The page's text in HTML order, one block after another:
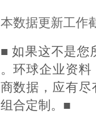
本数据更新工作
■ 如果这不是您
。环球企业资
商数据，应有
组合定制。■